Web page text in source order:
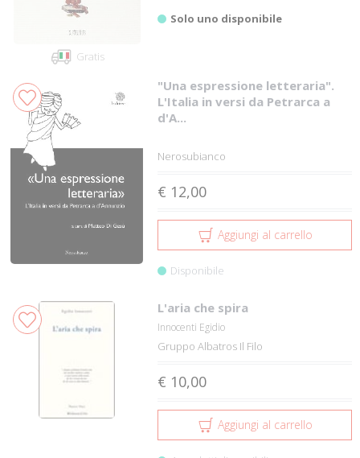
Gratis
Solo uno disponibile
"Una espressione letteraria".
L'Italia in versi da Petrarca a
d'A...
Nerosubianco
€ 12,00
Aggiungi al carrello
Disponibile
L'aria che spira
Innocenti Egidio
Gruppo Albatros Il Filo
€ 10,00
Aggiungi al carrello